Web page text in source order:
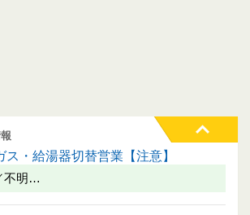
・給湯器切替営業【注意】
不明…